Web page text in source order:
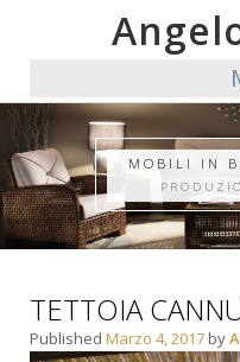
MOBILI IN
TETTOIA
Published Marzo 4, 2017 by